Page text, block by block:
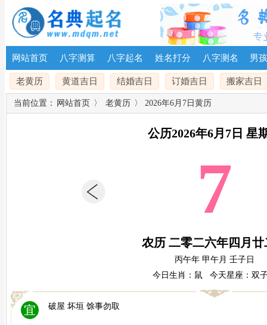
网站首页 八字测算 八字起名 姓名打分 八字测名 男
老黄历 黄道吉日 结婚吉日 订婚吉日 搬家吉日
当前位置： 网站首页 〉 老黄历 〉 2026年6月7日黄历
公历2026年6月7日 星
7
农历 二零二六年四月廿
丙午年 甲午月 壬子日
今日生肖：鼠 今天星座：双
宜 破屋 坏垣 馀事勿取